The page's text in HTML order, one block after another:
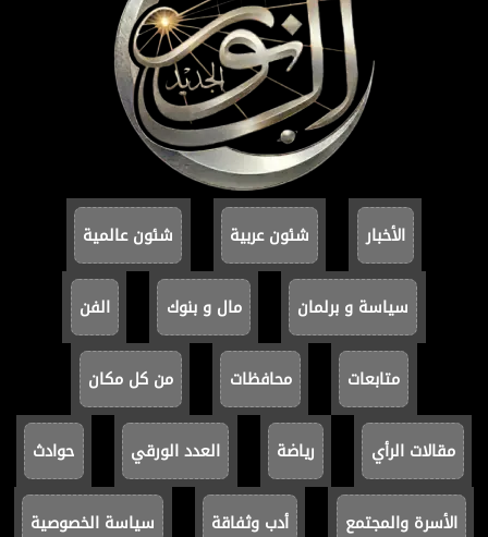
الأخبار شئون عربية شئون عالمية
سياسة و برلمان مال و بنوك الفن
متابعات محافظات من كل مكان
مقالات الرأي رياضة العدد الورقي حوادث
الأسرة والمجتمع أدب وثفاقة سياسة الخصوصية